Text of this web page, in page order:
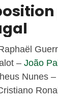
– João
Nunes